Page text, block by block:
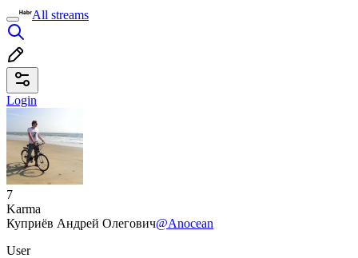
All streams
Login
7
Karma
Куприёв Андрей Олегович@Anocean
User